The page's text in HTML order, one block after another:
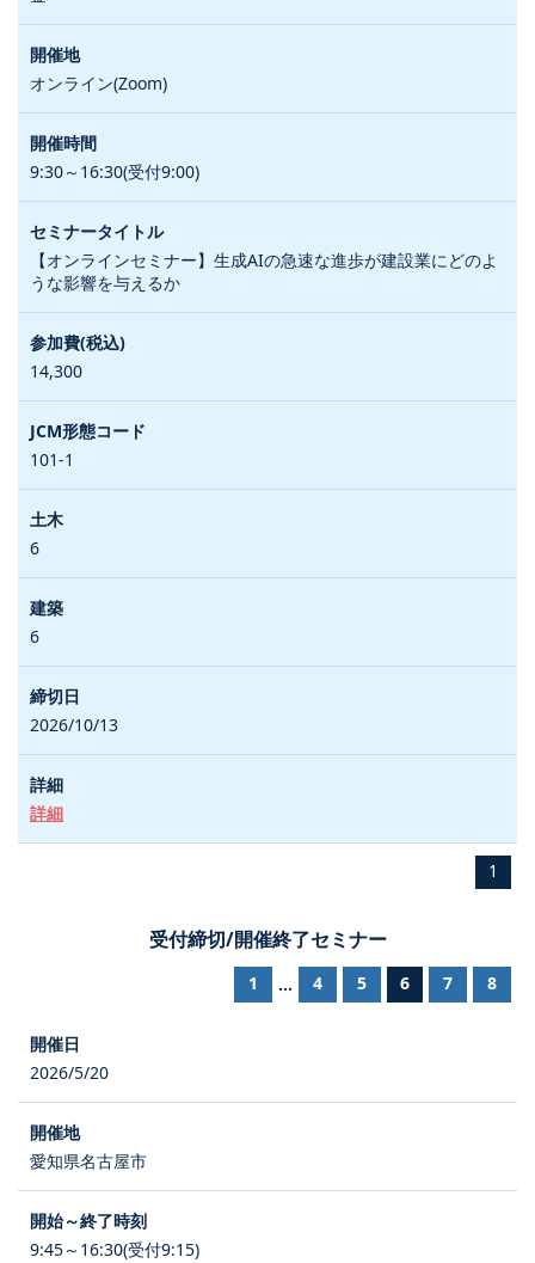
オンライン(Zoom)
9:30～16:30(受付9:00)
【オンラインセミナー】生成AIの急速な進歩が建設業にどのよ
うな影響を与えるか
14,300
101-1
6
6
2026/10/13
詳細
1
受付締切/開催終了セミナー
1 ... 4 5 6 7 8
2026/5/20
愛知県名古屋市
9:45～16:30(受付9:15)